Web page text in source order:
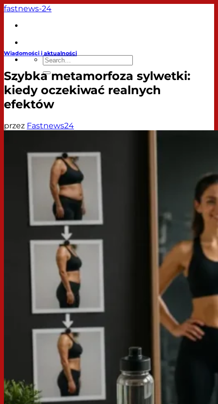
Przewiń
zawartości
fastnews-24
Wiadomości i aktualności
Szybka metamorfoza sylwetki:
kiedy oczekiwać realnych
efektów
przez Fastnews24